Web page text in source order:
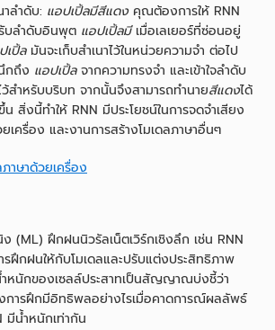
ลำดับ: แอปเปิ้ลมีสีแดง คุณต้องการให้ RNN
บลำดับอินพุต แอปเปิ้ลมีเมื่อเลเยอร์ที่ซ่อนอยู่
เปิ้ลมันจะเก็บสำเนาไว้ในหน่วยความจำ ต่อไป
กถึง แอปเปิ้ลจากความทรงจำ และเข้าใจลำดับ
สำหรับบริบท จากนั้นจึงสามารถทำนายสีแดงได้
สิ่งนี้ทำให้ RNN มีประโยชน์ในการจดจำเสียง
ครื่อง และงานการสร้างโมเดลภาษาอื่นๆ
าษาด้วยเครื่อง
(ML) ฝึกฝนนิวรัลเน็ตเวิร์กเชิงลึก เช่น RNN
ฝึกฝนให้กับโมเดลและปรับแต่งประสิทธิภาพ
ำหนักของเซลล์ประสาทเป็นสัญญาณบ่งชี้ว่า
การฝึกมีอิทธิพลอย่างไรเมื่อคาดการณ์ผลลัพธ์
มีน้ำหนักเท่ากัน